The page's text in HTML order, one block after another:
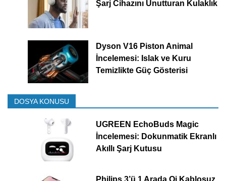
Şarj Cihazını Unutturan Kulaklık
Dyson V16 Piston Animal
İncelemesi: Islak ve Kuru
Temizlikte Güç Gösterisi
DOSYA KONUSU
UGREEN EchoBuds Magic
İncelemesi: Dokunmatik Ekranlı
Akıllı Şarj Kutusu